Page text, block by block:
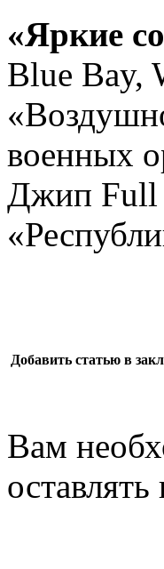
«Яркие
Blue Bay,
военных
Джип Full
Добавить статью в
Вам